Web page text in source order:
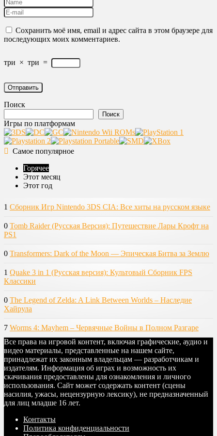
Сохранить моё имя, email и адрес сайта в этом браузере для
последующих моих комментариев.
три × три =
Поиск
Поиск
Игры по платформам
Самое популярное
Горячее
Этот месяц
Этот год
1 Сборник Игр Nintendo 3DS CIA: Все хиты на русском языке
0 Tomb Raider (Русская Версия): Путешествие Лары Крофт на
PS1
0 Transformers: Dark of the Moon — Эпическая Битва за Землю
1 Quake 3 in 1 (Русская версия): Культовый Сборник FPS
Классики
0 The Legend of Zelda: A Link Between Worlds – Наследие
Хайрула
7 Worms 4: Mayhem – Червячные Войны в Полном Разгаре
Все права на игровой контент, включая графические, аудио и
видео материалы, представленные на нашем сайте,
принадлежат их законным владельцам — разработчикам и
издателям. Информация об играх и возможность их
скачивания предоставлены для ознакомления и личного
использования. Сайт может содержать контент (сцены
насилия, ужасы, нецензурную лексику), не предназначенный
для лиц младше 16 лет.
Контакты
Политика конфиденциальности